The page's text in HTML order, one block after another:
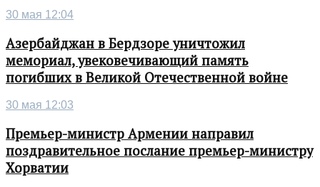
30 мая 12:04
Азербайджан в Бердзоре уничтожил
мемориал, увековечивающий память
погибших в Великой Отечественной войне
30 мая 12:03
Премьер-министр Армении направил
поздравительное послание премьер-министру
Хорватии